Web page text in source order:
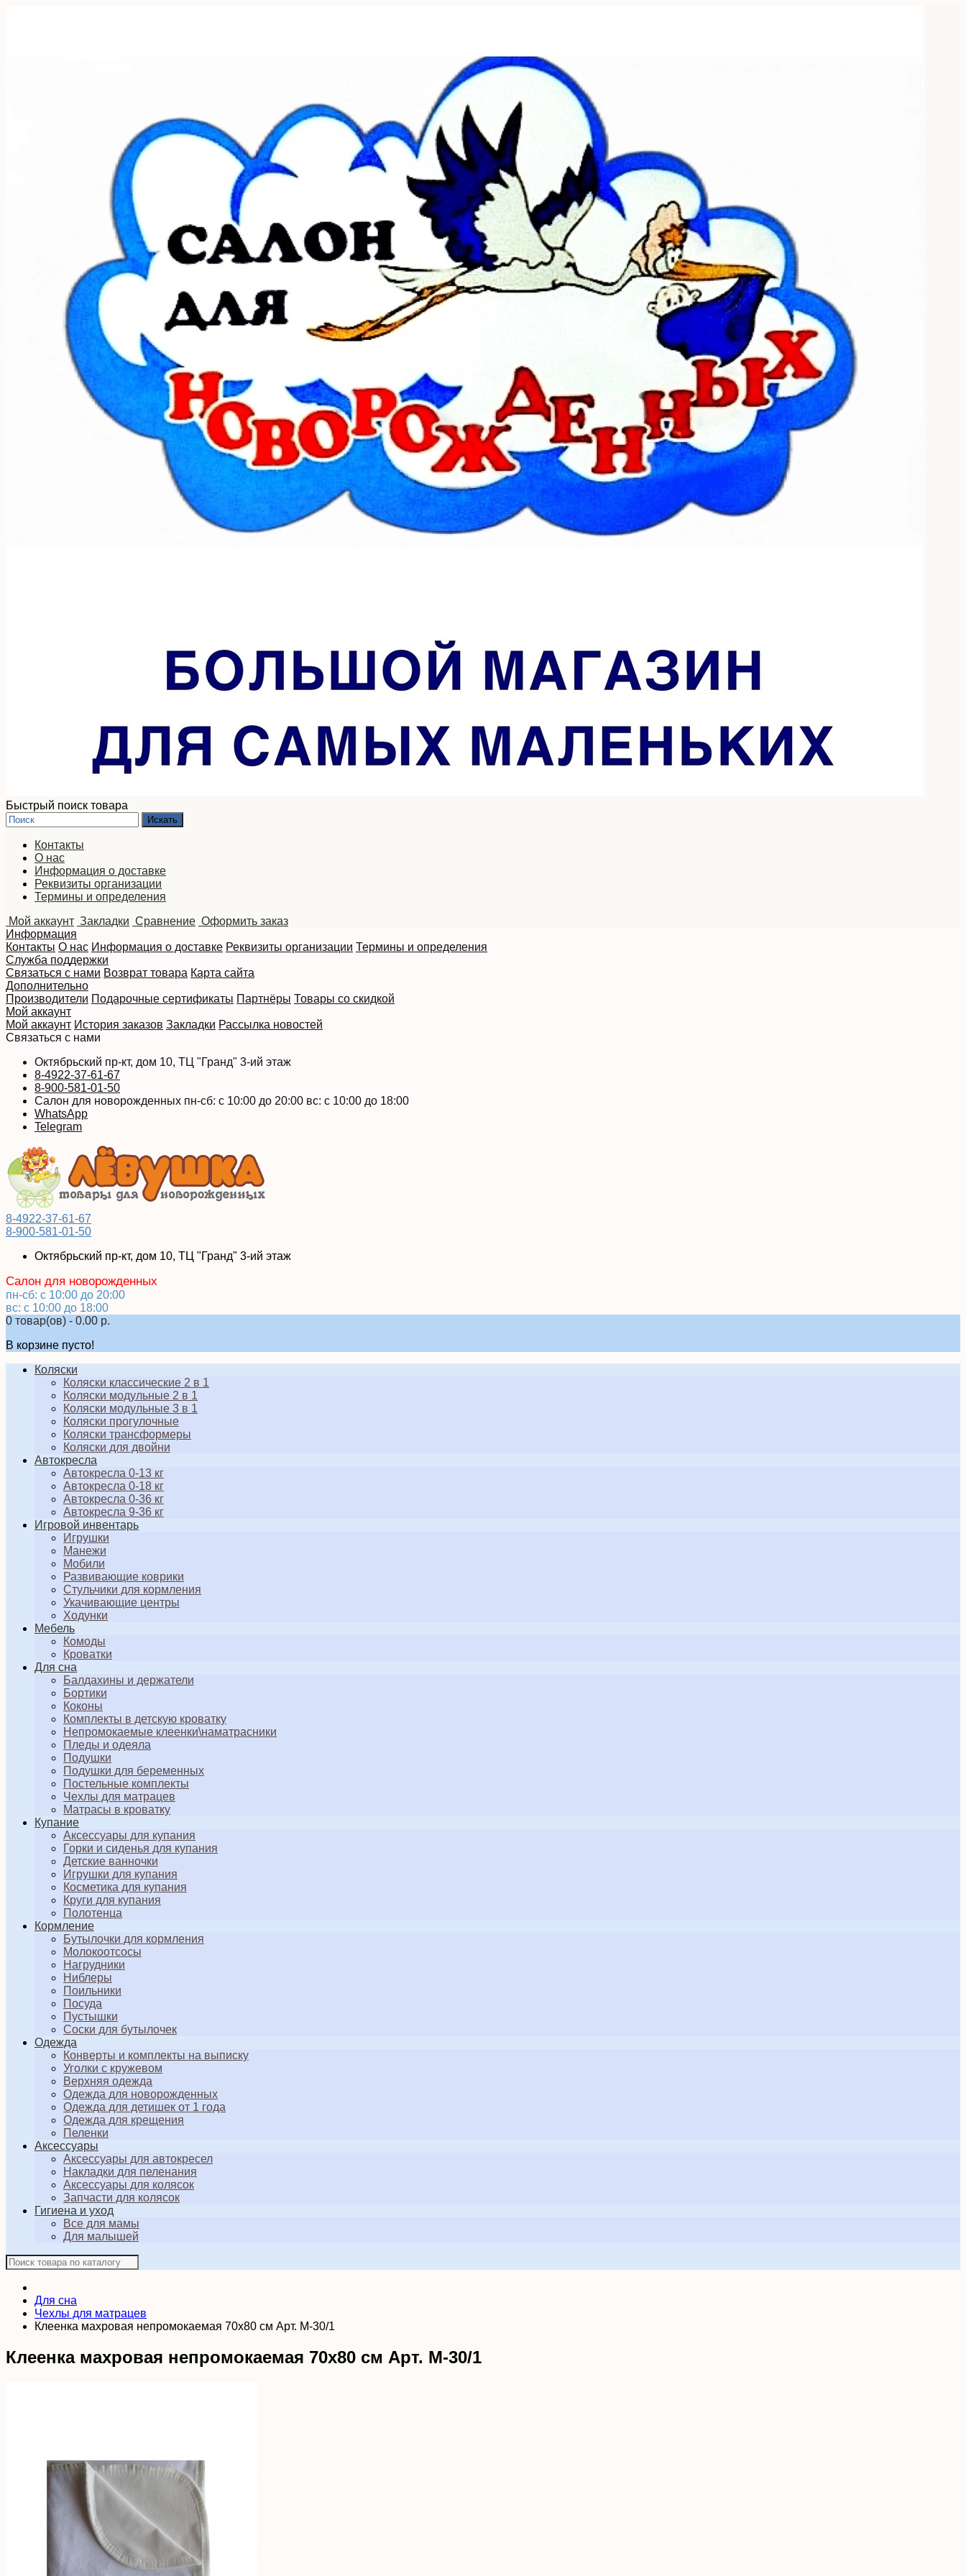
Быстрый поиск товара
Контакты
О нас
Информация о доставке
Реквизиты организации
Термины и определения
Мой аккаунт Закладки Сравнение Оформить заказ
Информация
Контакты О нас Информация о доставке Реквизиты организации Термины и определения
Служба поддержки
Связаться с нами Возврат товара Карта сайта
Дополнительно
Производители Подарочные сертификаты Партнёры Товары со скидкой
Мой аккаунт
Мой аккаунт История заказов Закладки Рассылка новостей
Связаться с нами
Октябрьский пр-кт, дом 10, ТЦ "Гранд" 3-ий этаж
8-4922-37-61-67
8-900-581-01-50
Салон для новорожденных пн-сб: с 10:00 до 20:00 вс: с 10:00 до 18:00
WhatsApp
Telegram
8-4922-37-61-67
8-900-581-01-50
Октябрьский пр-кт, дом 10, ТЦ "Гранд" 3-ий этаж
Салон для новорожденных
пн-сб: с 10:00 до 20:00
вс: с 10:00 до 18:00
0 товар(ов) - 0.00 р.
В корзине пусто!
Коляски
Коляски классические 2 в 1
Коляски модульные 2 в 1
Коляски модульные 3 в 1
Коляски прогулочные
Коляски трансформеры
Коляски для двойни
Автокресла
Автокресла 0-13 кг
Автокресла 0-18 кг
Автокресла 0-36 кг
Автокресла 9-36 кг
Игровой инвентарь
Игрушки
Манежи
Мобили
Развивающие коврики
Стульчики для кормления
Укачивающие центры
Ходунки
Мебель
Комоды
Кроватки
Для сна
Балдахины и держатели
Бортики
Коконы
Комплекты в детскую кроватку
Непромокаемые клеенки\наматрасники
Пледы и одеяла
Подушки
Подушки для беременных
Постельные комплекты
Чехлы для матрацев
Матрасы в кроватку
Купание
Аксессуары для купания
Горки и сиденья для купания
Детские ванночки
Игрушки для купания
Косметика для купания
Круги для купания
Полотенца
Кормление
Бутылочки для кормления
Молокоотсосы
Нагрудники
Ниблеры
Поильники
Посуда
Пустышки
Соски для бутылочек
Одежда
Конверты и комплекты на выписку
Уголки с кружевом
Верхняя одежда
Одежда для новорожденных
Одежда для детишек от 1 года
Одежда для крещения
Пеленки
Аксессуары
Аксессуары для автокресел
Накладки для пеленания
Аксессуары для колясок
Запчасти для колясок
Гигиена и уход
Все для мамы
Для малышей
Для сна
Чехлы для матрацев
Клеенка махровая непромокаемая 70х80 см Арт. М-30/1
Клеенка махровая непромокаемая 70х80 см Арт. М-30/1